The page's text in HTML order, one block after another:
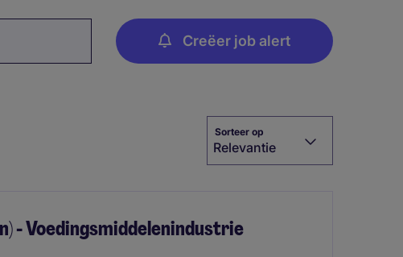
Creëer job alert
Sorteer op
Relevantie
- Voedingsmiddelenindustrie